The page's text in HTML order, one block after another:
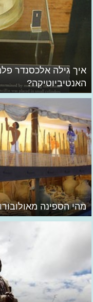
איך גילה אלכסנדר
האנטיביוטיקה?
מהי הספינה